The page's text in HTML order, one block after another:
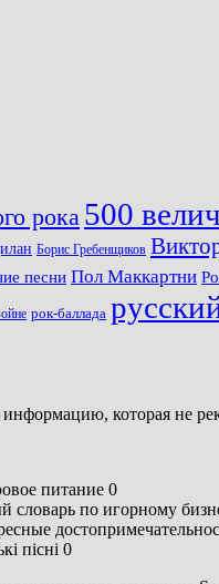
рока 500
Борис Гребенщиков
песни Пол Маккартни
рок-баллада
которая не
питание 0
словарь по игорному
пісні 0